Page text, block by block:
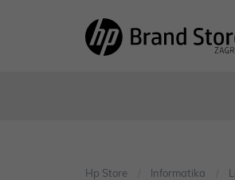
Hp Store Informatika